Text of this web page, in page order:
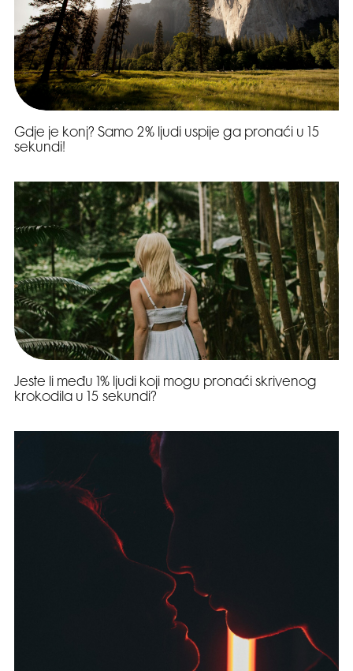
Gdje je konj? Samo 2% ljudi uspije ga pronaći u 15
sekundi!
Jeste li među 1% ljudi koji mogu pronaći skrivenog
krokodila u 15 sekundi?